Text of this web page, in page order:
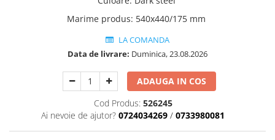
Marime produs: 540x440/175 mm
LA COMANDA
Data de livrare: Duminica, 23.08.2026
ADAUGA IN COS
Cod Produs: 526245
Ai nevoie de ajutor? 0724034269 / 0733980081